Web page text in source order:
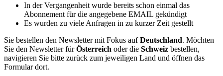
In der Vergangenheit wurde bereits schon einmal das
Abonnement für die angegebene EMAIL gekündigt
Es wurden zu viele Anfragen in zu kurzer Zeit gestellt
Sie bestellen den Newsletter mit Fokus aufDeutschland. Möchten
Sie den Newsletter fürÖsterreich oder die Schweiz bestellen,
navigieren Sie bitte zurück zum jeweiligen Land und öffnen das
Formular dort.